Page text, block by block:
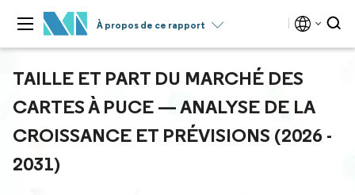
À propos de ce rapport
TAILLE ET PART DU MARCHÉ DES
CARTES À PUCE — ANALYSE DE LA
CROISSANCE ET PRÉVISIONS (2026 -
2031)